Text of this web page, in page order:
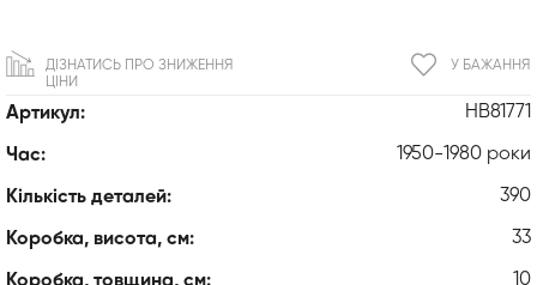
Артикул: HB81771
Час: 1950-1980 роки
Кількість деталей: 390
Коробка, висота, см: 33
Коробка, товщина, см: 10
У БАЖАННЯ
ДІЗНАТИСЬ ПРО ЗНИЖЕННЯ
ЦІНИ